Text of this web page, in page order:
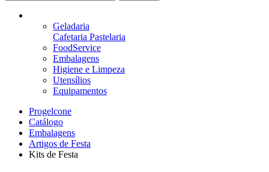
Geladaria
Cafetaria Pastelaria
FoodService
Embalagens
Higiene e Limpeza
Utensílios
Equipamentos
Progelcone
Catálogo
Embalagens
Artigos de Festa
Kits de Festa